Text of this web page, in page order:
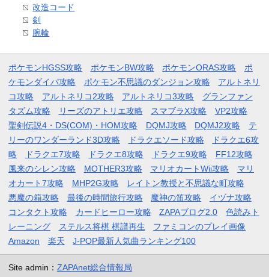
改造コード
剣
腕輪
ポケモンHGSS攻略 ポケモンBW攻略 ポケモンORAS攻略
ポ
ケモンダイパ攻略
ポケモン不思議のダンジョン攻略
アルトネリ
コ攻略
アルトネリコ2攻略 アルトネリコ3攻略
グランファン
タズム攻略
リーズのアトリエ攻略 スマブラX攻略
VP2攻略
聖剣伝説4・DS(COM)・HOM攻略
DQMJ攻略 DQMJ2攻略
テ
リーのワンダーランド3D攻略
ドラクエソード攻略
ドラクエ6攻
略
ドラクエ7攻略 ドラクエ8攻略 ドラクエ9攻略
FF12攻略
風来のシレン攻略
MOTHER3攻略 マリオカートWii攻略
マリ
オカート7攻略
MHP2G攻略
レイトン教授と不思議な町攻略
悪魔の箱攻略
最後の時間旅行攻略 魔神の笛攻略
イヅナ攻略
コンタクト攻略
カードヒーロー攻略 ZAPAブログ2.0
色読みト
レーニング
ステルス将棋 棋譜再生
ファミコンのプレイ画像
Amazon
楽天 J-POP最新人気曲ランキング100
Site admin： ZAPAnet総合情報局